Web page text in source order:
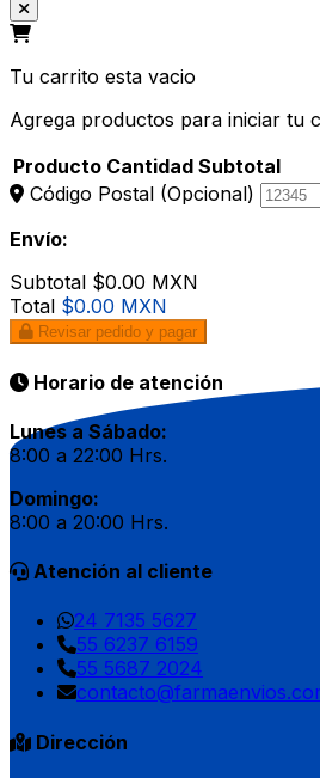
Tu carrito esta vacio
Agrega productos para iniciar tu
Producto Cantidad Subtotal
Código Postal (Opcional)
Envío:
Subtotal $0.00 MXN
Total $0.00 MXN
Revisar pedido y pagar
Horario de atención
Lunes a Sábado:
8:00 a 22:00 Hrs.
Domingo:
8:00 a 20:00 Hrs.
Atención al cliente
24 7135 5627
55 6237 6159
55 5687 2024
Dirección